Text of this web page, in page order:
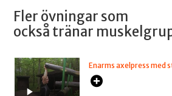
Fler övningar som
också tränar
Enarms axelpress med